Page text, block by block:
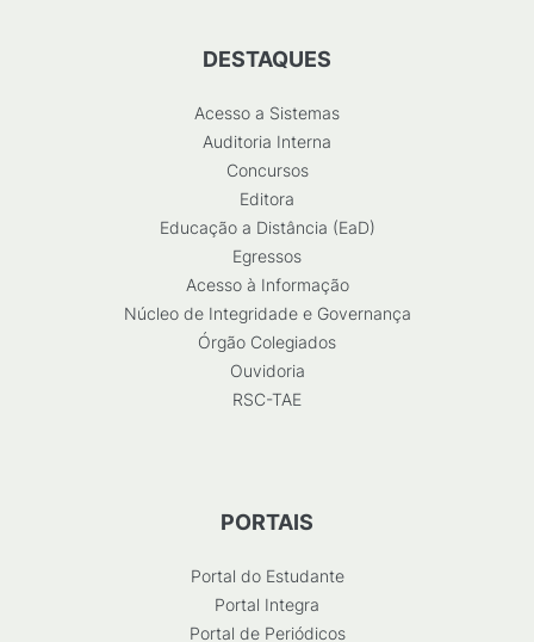
DESTAQUES
Acesso a Sistemas
Auditoria Interna
Concursos
Editora
Educação a Distância (EaD)
Egressos
Acesso à Informação
Núcleo de Integridade e Governança
Órgão Colegiados
Ouvidoria
RSC-TAE
PORTAIS
Portal do Estudante
Portal Integra
Portal de Periódicos